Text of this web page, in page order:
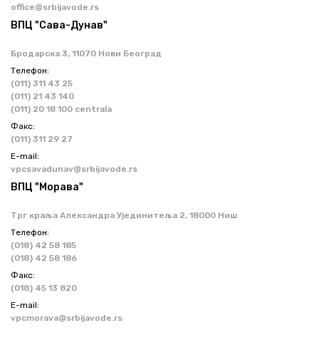
office@srbijavode.rs
ВПЦ "Сава-Дунав"
Бродарска 3, 11070 Нови Београд
Телефон:
(011) 311 43 25
(011) 21 43 140
(011) 20 18 100 centrala
Факс:
(011) 311 29 27
Е-mail:
vpcsavadunav@srbijavode.rs
ВПЦ "Морава"
Трг краља Александра Ујединитеља 2, 18000 Ниш
Телефон:
(018) 42 58 185
(018) 42 58 186
Факс:
(018) 45 13 820
Е-mail:
vpcmorava@srbijavode.rs